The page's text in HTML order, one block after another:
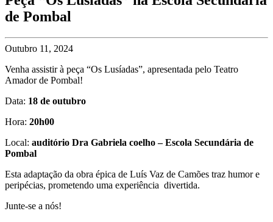
de Pombal
Outubro 11, 2024
Venha assistir à peça “Os Lusíadas”, apresentada pelo Teatro
Amador de Pombal!
Data: 18 de outubro
Hora: 20h00
Local: auditório Dra Gabriela coelho – Escola Secundária de
Pombal
Esta adaptação da obra épica de Luís Vaz de Camões traz humor e
peripécias, prometendo uma experiência divertida.
Junte-se a nós!